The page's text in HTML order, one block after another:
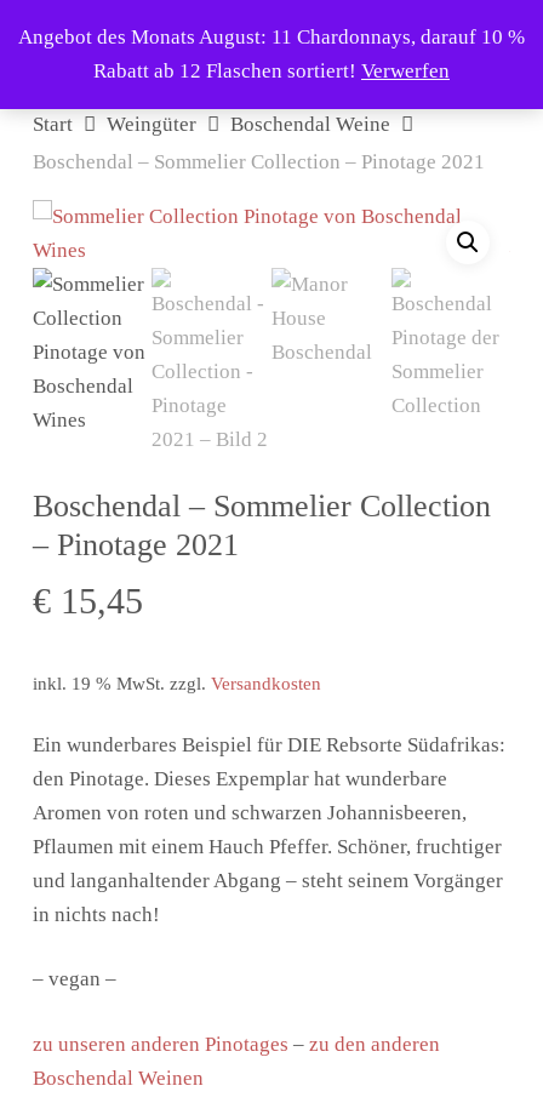
Angebot des Monats August: 11 Chardonnays, darauf 10 %
Rabatt ab 12 Flaschen sortiert! Verwerfen
content
search
Start Weingüter
Boschendal Weine
Boschendal – Sommelier Collection – Pinotage 2021
Boschendal – Sommelier Collection
– Pinotage 2021
€15,45
inkl. 19 % MwSt. zzgl. Versandkosten
Ein wunderbares Beispiel für DIE Rebsorte Südafrikas:
den Pinotage. Dieses Expemplar hat wunderbare
Aromen von roten und schwarzen Johannisbeeren,
Pflaumen mit einem Hauch Pfeffer. Schöner, fruchtiger
und langanhaltender Abgang – steht seinem Vorgänger
in nichts nach!
– vegan –
zu unseren anderen Pinotages – zu den anderen
Boschendal Weinen